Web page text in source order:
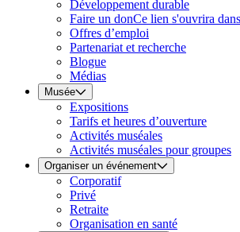
Développement durable
Faire un donCe lien s'ouvrira
Offres d’emploi
Partenariat et recherche
Blogue
Médias
Musée
Expositions
Tarifs et heures d’ouverture
Activités muséales
Activités muséales pour groupes
Organiser un événement
Corporatif
Privé
Retraite
Organisation en santé